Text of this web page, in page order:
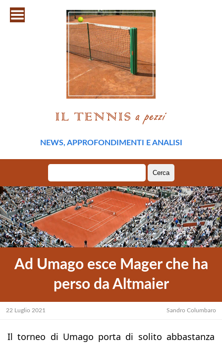
NEWS, APPROFONDIMENTI E ANALISI
per:
Ad Umago esce Mager che ha
perso da Altmaier
22 Luglio 2021 Sandro Columbaro
Il torneo di Umago porta di solito abbastanza